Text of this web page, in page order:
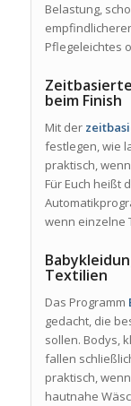
Belastung,
Pflegeleichtes
beim Finish
Mit der
festlegen, wie
praktisch,
Für Euch heißt
wenn einzelne
Textilien
Das Programm
gedacht, die
sollen. Bodys,
fallen
praktisch,
hautnahe